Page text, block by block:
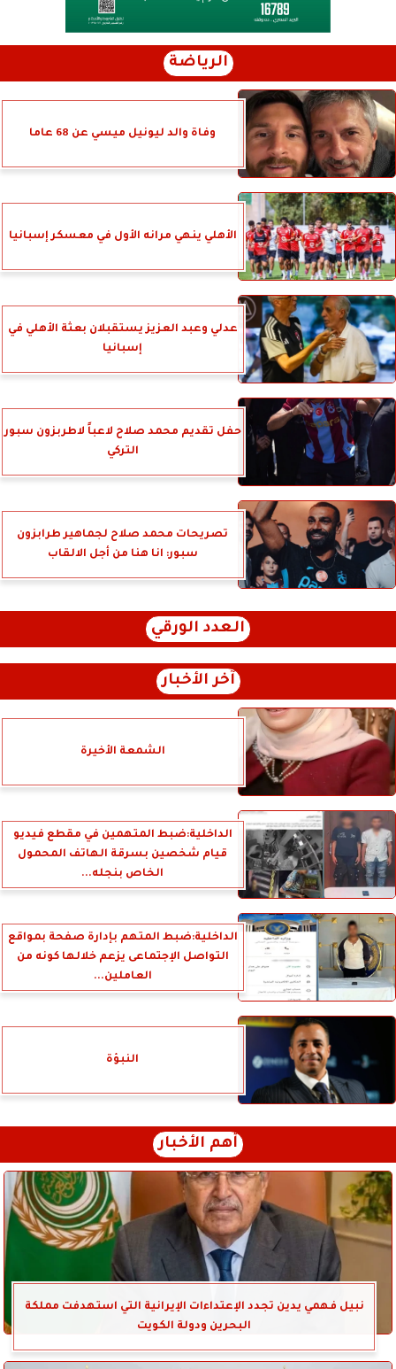
الرياضة
وفاة والد ليونيل ميسي عن 68 عاما
الأهلي ينهي مرانه الأول في معسكر إسبانيا
عدلي وعبد العزيز يستقبلان بعثة الأهلي في
إسبانيا
حفل تقديم محمد صلاح لاعباً لاطربزون سبور
التركي
تصريحات محمد صلاح لجماهير طرابزون
سبور: انا هنا من أجل الالقاب
العدد الورقي
آخر الأخبار
الشمعة الأخيرة
الداخلية:ضبط المتهمين في مقطع فيديو
قيام شخصين بسرقة الهاتف المحمول
الخاص بنجله...
الداخلية:ضبط المتهم بإدارة صفحة بمواقع
التواصل الإجتماعى يزعم خلالها كونه من
العاملين...
النبؤة
أهم الأخبار
نبيل فهمي يدين تجدد الإعتداءات الإيرانية التي استهدفت مملكة
البحرين ودولة الكويت